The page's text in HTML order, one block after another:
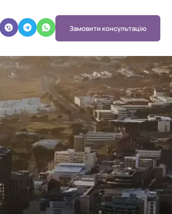
Замовити консультацію